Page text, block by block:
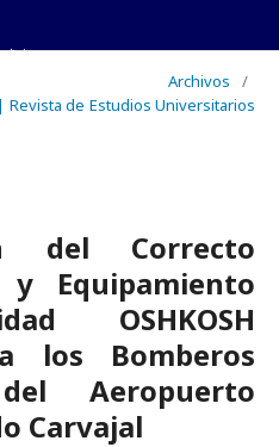
Archivos
/
Revista de Estudios Universitarios
del Correcto
Equipamiento
OSHKOSH
los Bomberos
Aeropuerto
Carvajal